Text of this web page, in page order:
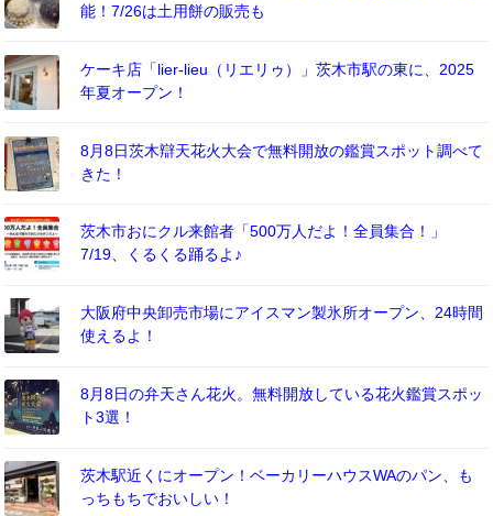
能！7/26は土用餅の販売も
ケーキ店「lier-lieu（リエリゥ）」茨木市駅の東に、2025
年夏オープン！
8月8日茨木辯天花火大会で無料開放の鑑賞スポット調べて
きた！
茨木市おにクル来館者「500万人だよ！全員集合！」
7/19、くるくる踊るよ♪
大阪府中央卸売市場にアイスマン製氷所オープン、24時間
使えるよ！
8月8日の弁天さん花火。無料開放している花火鑑賞スポッ
ト3選！
茨木駅近くにオープン！ベーカリーハウスWAのパン、も
っちもちでおいしい！